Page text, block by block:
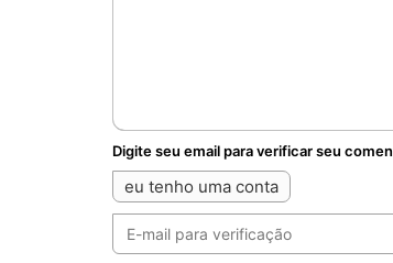
Digite seu email para verificar seu
eu tenho uma conta